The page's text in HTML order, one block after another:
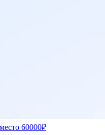
60000₽